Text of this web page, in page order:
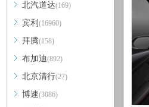
北汽道达(169)
宾利 (16960)
拜腾(158)
布加迪(892)
北京清行(27)
博速(3086)